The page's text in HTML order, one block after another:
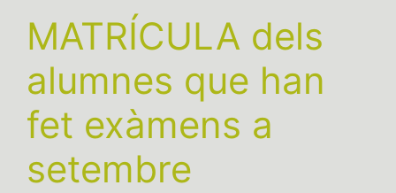
MATRÍCULA dels
alumnes que han
fet exàmens a
setembre